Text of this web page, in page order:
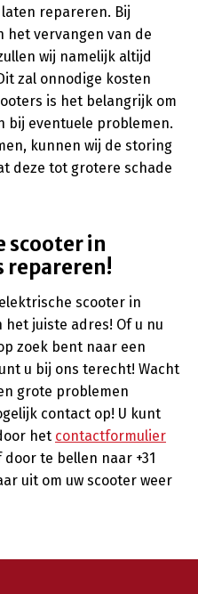
repareren. Bij
het vervangen van de
wij namelijk altijd
zal onnodige kosten
is het belangrijk om
bij eventuele problemen.
kunnen wij de storing
deze tot grotere schade
scooter in
repareren!
scooter in
juiste adres! Of u nu
zoek bent naar een
u bij ons terecht! Wacht
grote problemen
contact op! U kunt
het contactformulier
te bellen naar +31
uit om uw scooter weer